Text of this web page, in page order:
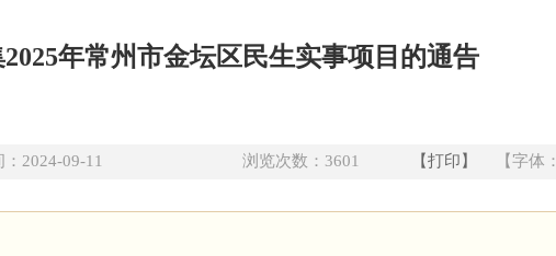
年常州市金坛区民生实事项目的通告
2024-09-11 浏览次数： 3601 【打印】 【字体：